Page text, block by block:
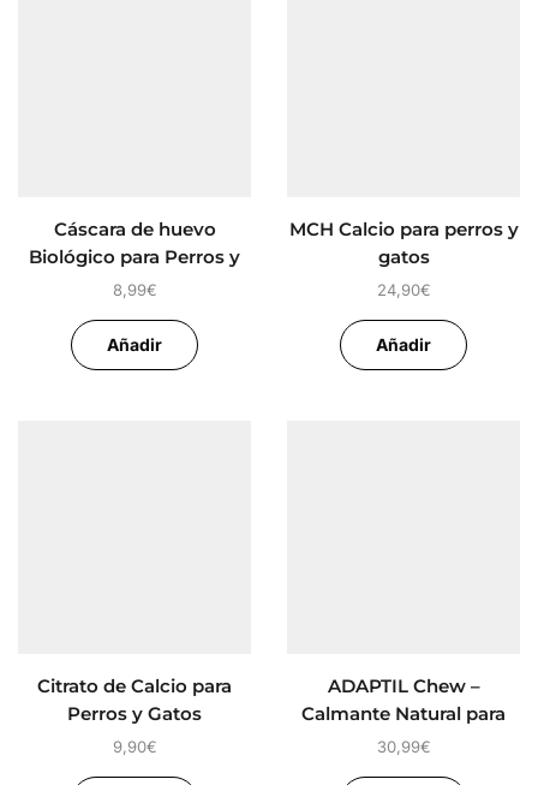
Cáscara de huevo
Biológico para Perros y
Gatos
8,99€
Añadir
MCH Calcio para perros y
gatos
24,90€
Añadir
Citrato de Calcio para
Perros y Gatos
9,90€
ADAPTIL Chew –
Calmante Natural para
Perros
30,99€